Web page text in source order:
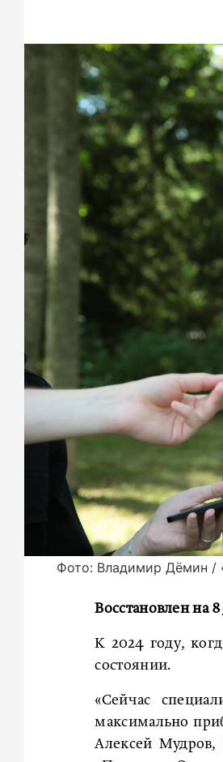
Фото: Владимир Дёмин /
Восстановлен на
К 2024 году,
состоянии.
«Сейчас
максимально
Алексей Мудров,